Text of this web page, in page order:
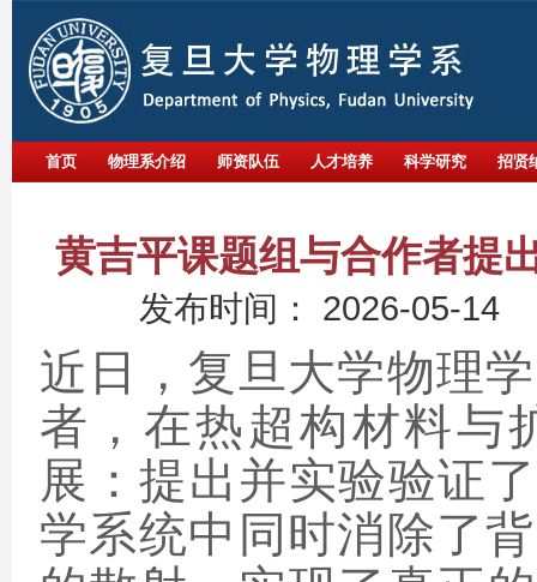
首页 物理系介绍 师资队伍 人才培养 科学研究 招贤
黄吉平课题组与合作者提
发布时间： 2026-05-14
近日，复旦大学物理
者，在热超构材料与
展：提出并实验验证
学系统中同时消除了